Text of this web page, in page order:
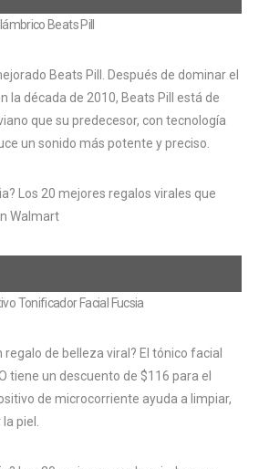
Beats Pill
Beats Pill. Después de dominar el
la década de 2010, Beats Pill está de
que su predecesor, con tecnología
un sonido más potente y preciso.
Tonificador Facial Fucsia
regalo de belleza viral? El tónico facial
tiene un descuento de $116 para el
de microcorriente ayuda a limpiar,
piel.